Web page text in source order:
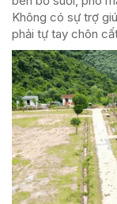
Không có sự trợ
phải tự tay chôn